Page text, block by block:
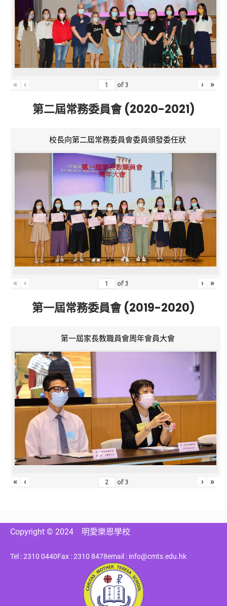
« ‹ of3 › »
第二屆常務委員會 (2020-2021)
校長向第二屆常務委員會委員頒發委任狀
« ‹ of3 › »
第一屆常務委員會 (2019-2020)
第一屆家長教職員會周年會員大會
« ‹ of3 › »
Copyright © 2024 明愛樂恩學校
Tel : 2310 0440Fax : 2310 8478email : info@cmts.edu.hk